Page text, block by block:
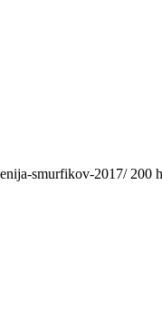
smurfikov-2017/ 200